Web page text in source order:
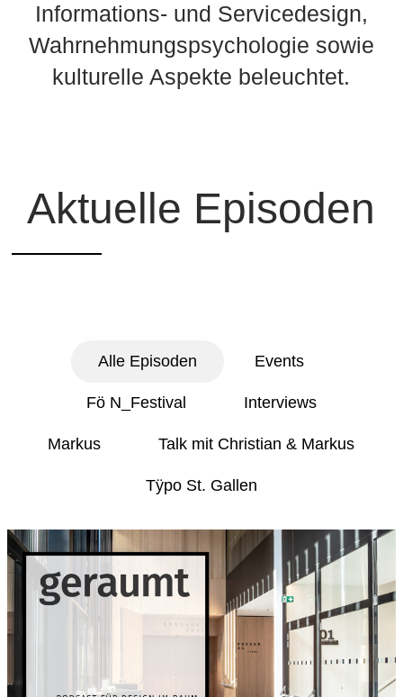
Informations- und Servicedesign,
Wahrnehmungspsychologie sowie
kulturelle Aspekte beleuchtet.
Aktuelle Episoden
Alle Episoden Events
Fö N_Festival Interviews
Markus Talk mit Christian & Markus
Tÿpo St. Gallen